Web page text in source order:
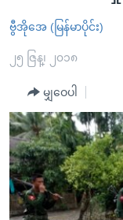
များ
ပင်မ
ကျော်
ကြည့်
ရန်
ပင်မ
အ
နိုင်ငံတကာ
အမေရိကန်
အစ္စရေး-ပါလက်စတိုင်
ဗွီဒီယို
သတင်းလွတ်လပ်ခွင့်
အင်္ဂလိပ်စာလေ့လာမ
အမေရိကန်သုံးအီဒီ
မကြေးမုံရဲ့ အင်္ဂလိပ်
ရုပ်ရှင်ထဲက အင်္ဂလိပ်
အပတ်စဉ်ကဏ္ဍများ
ရေဒီယို
တီဗွီ
ရေဒီယိုနှင့်ရုပ်သံ အ
ရေဒီယို/တီဗွီအစီအစ
ဗွီအိုအေ (မြန်မာပိုင်း)
၂၅ ဇြန္၊ ၂၀၁၈
မျှဝေပါ